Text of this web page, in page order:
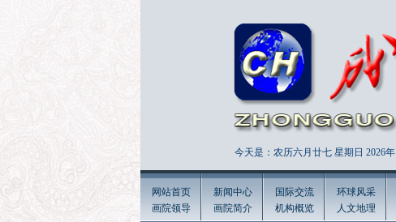
今天是：农历六月廿七 星期日 2026年
网站首页
画院领导
新闻中心
画院简介
国际交流
机构概览
环球风采
人文地理